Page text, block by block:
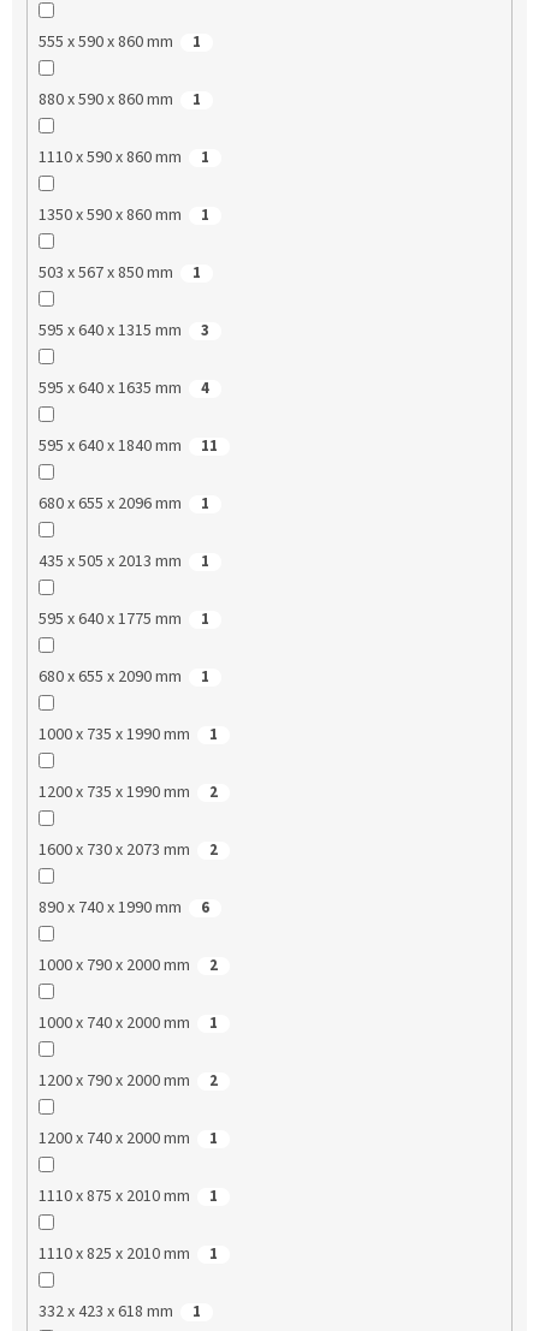
555 x 590 x 860 mm 1
880 x 590 x 860 mm 1
1110 x 590 x 860 mm 1
1350 x 590 x 860 mm 1
503 x 567 x 850 mm 1
595 x 640 x 1315 mm 3
595 x 640 x 1635 mm 4
595 x 640 x 1840 mm 11
680 x 655 x 2096 mm 1
435 x 505 x 2013 mm 1
595 x 640 x 1775 mm 1
680 x 655 x 2090 mm 1
1000 x 735 x 1990 mm 1
1200 x 735 x 1990 mm 2
1600 x 730 x 2073 mm 2
890 x 740 x 1990 mm 6
1000 x 790 x 2000 mm 2
1000 x 740 x 2000 mm 1
1200 x 790 x 2000 mm 2
1200 x 740 x 2000 mm 1
1110 x 875 x 2010 mm 1
1110 x 825 x 2010 mm 1
332 x 423 x 618 mm 1